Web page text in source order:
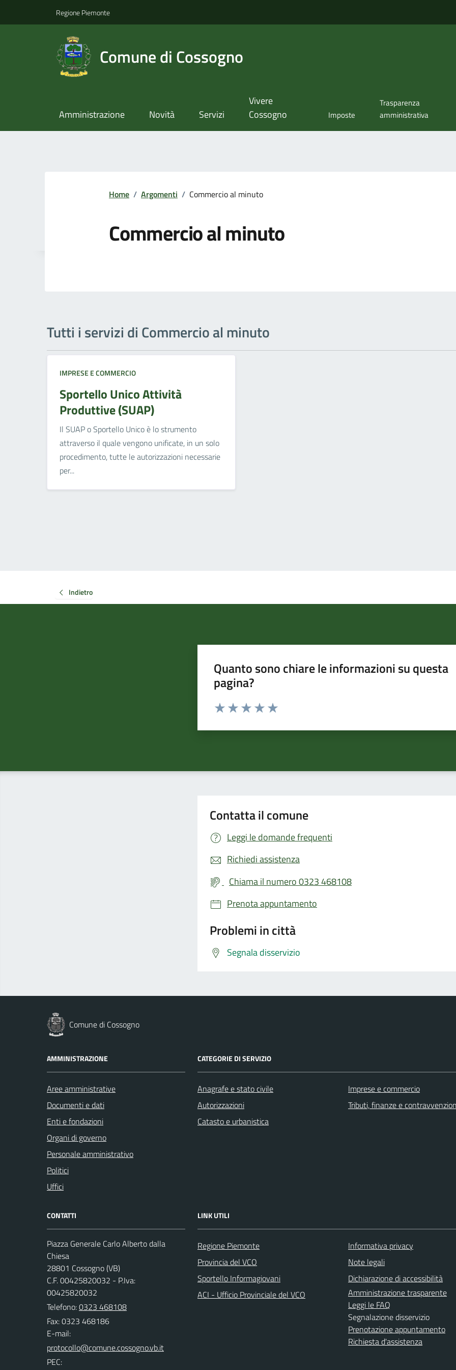
Regione Piemonte
Comune di Cossogno
Amministrazione Novità Servizi
Vivere
Cossogno
Imposte
Trasparenza
amministrativa
Home / Argomenti / Commercio al minuto
Commercio al minuto
Tutti i servizi di Commercio al minuto
IMPRESE E COMMERCIO
Sportello Unico Attività
Produttive (SUAP)
Il SUAP o Sportello Unico è lo strumento
attraverso il quale vengono unificate, in un solo
procedimento, tutte le autorizzazioni necessarie
per...
Indietro
Quanto sono chiare le informazioni su questa
pagina?
Valuta da 1 a 5 stelle la pagina
Contatta il comune
Leggi le domande frequenti
Richiedi assistenza
Chiama il numero 0323 468108
Prenota appuntamento
Problemi in città
Segnala disservizio
Comune di Cossogno
AMMINISTRAZIONE
Aree amministrative
Documenti e dati
Enti e fondazioni
Organi di governo
Personale amministrativo
Politici
Uffici
CATEGORIE DI SERVIZIO
Anagrafe e stato civile
Autorizzazioni
Catasto e urbanistica
Imprese e commercio
Tributi, finanze e
CONTATTI
Piazza Generale Carlo Alberto dalla
Chiesa
28801 Cossogno (VB)
C.F. 00425820032 - P.Iva:
00425820032
Telefono:0323 468108
Fax: 0323 468186
E-mail:
PEC:
LINK UTILI
Regione Piemonte
Provincia del VCO
Sportello Informagiovani
ACI - Ufficio Provinciale del VCO
Informativa privacy
Note legali
Dichiarazione di accessibilità
Amministrazione trasparente
Leggi le FAQ
Segnalazione disservizio
Prenotazione appuntamento
Richiesta d'assistenza